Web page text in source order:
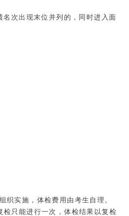
次出现末位并列的，同时进入面
织实施，体检费用由考生自理。
只能进行一次，体检结果以复检